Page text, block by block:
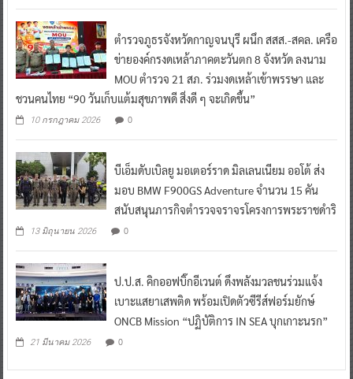
ตำรวจภูธรจังหวัดกาญจนบุรี ผนึก สสส.-สคล. เครือ
ข่ายองค์กรงดเหล้าภาคตะวันตก 8 จังหวัด ลงนาม
MOU ตำรวจ 21 สภ. ร่วมงดเหล้าเข้าพรรษา และ
ชวนคนไทย “90 วันเก็บแต้มสุขภาพดี สิ่งดี ๆ จะเกิดขึ้น”
10 กรกฎาคม 2026 0
บีเอ็มดับเบิลยู มอเตอร์ราด มิลเลนเนียม ออโต้ ส่ง
มอบ BMW F900GS Adventure จำนวน 15 คัน
สนับสนุนภารกิจตำรวจจราจรโครงการพระราชดำริ
13 มิถุนายน 2026 0
ป.ป.ส. คิกออฟบิ๊กอีเวนต์ ดึงพลังมวลชนร่วมแจ้ง
เบาะแสยาเสพติด พร้อมเปิดตัวซีรีส์ฟอร์มยักษ์
ONCB Mission “ปฏิบัติการ IN SEA บุกเกาะนรก”
21 มีนาคม 2026 0